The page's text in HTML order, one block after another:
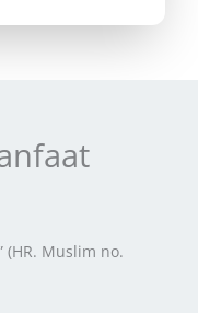
(HR. Muslim no.